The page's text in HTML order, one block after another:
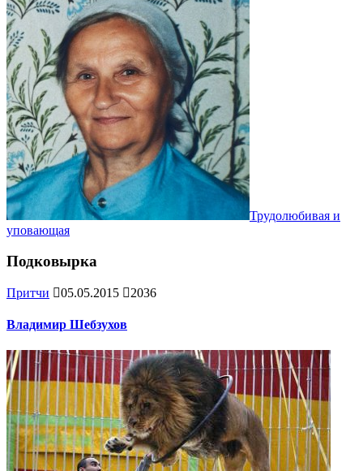
Трудолюбивая и
уповающая
Подковырка
Притчи 05.05.2015 2036
Владимир Шебзухов